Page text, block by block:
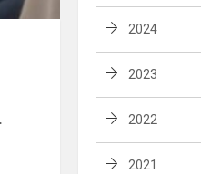
2024
2023
2022
2021